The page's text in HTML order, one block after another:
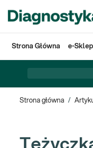
Strona Główna e-Sklep
Strona główna /